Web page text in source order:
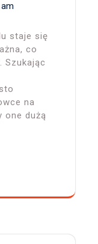
staje się
co
Szukając
na
one dużą